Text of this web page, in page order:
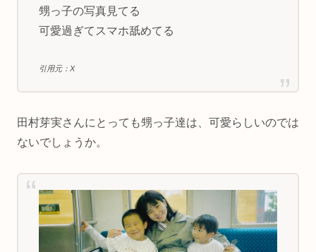
甥っ子の写真見てる
可愛過ぎてスマホ舐めてる
引用元：X
田村芽実さんにとっても甥っ子達は、可愛らしいのでは
ないでしょうか。